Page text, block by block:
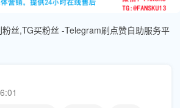
丝,TG买粉丝 -Telegram刷点赞自助服务平